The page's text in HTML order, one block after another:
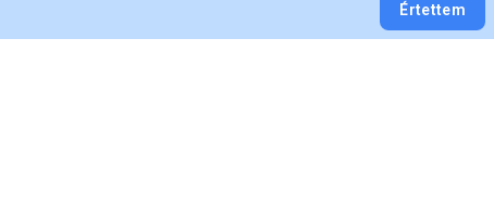
Értettem